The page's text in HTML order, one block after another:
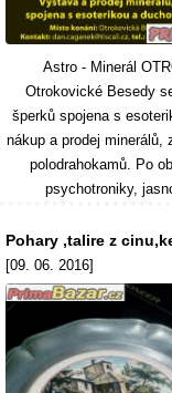
Astro - Minerál
Otrokovické Besedy
šperků spojena s
nákup a prodej
polodrahokamů. Po
psychotroniky,
Pohary ,talire z
[09. 06. 2016]